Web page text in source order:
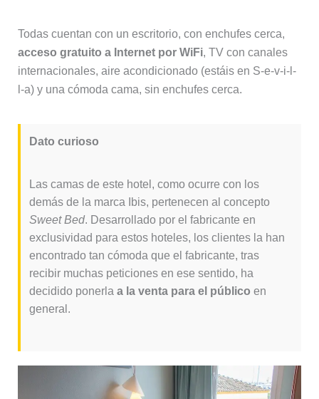
Todas cuentan con un escritorio, con enchufes cerca,
acceso gratuito a Internet por WiFi, TV con canales
internacionales, aire acondicionado (estáis en S-e-v-i-l-
l-a) y una cómoda cama, sin enchufes cerca.
Dato curioso
Las camas de este hotel, como ocurre con los
demás de la marca Ibis, pertenecen al concepto
Sweet Bed. Desarrollado por el fabricante en
exclusividad para estos hoteles, los clientes la han
encontrado tan cómoda que el fabricante, tras
recibir muchas peticiones en ese sentido, ha
decidido ponerla a la venta para el público en
general.